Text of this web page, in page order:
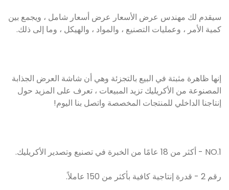
سيقدم لك مهندس عرض الأسعار عرض أسعار شامل ، ويجمع بين
كمية الأمر ، وعمليات التصنيع ، والمواد ، والهيكل ، وما إلى ذلك.
إنها ظاهرة مثبتة في البيع بالتجزئة وهي أن شاشة العرض الجذابة
المصنوعة من الأكريليك تزيد المبيعات ، تعرف على المزيد حول
إنتاجنا الداخلي للمنتجات المخصصة واتصل بنا اليوم!
NO.1 - أكثر من 18 عامًا من الخبرة في تصنيع وتصدير الأكريليك.
رقم 2 - قدرة إنتاجية كافية بأكثر من 150 عاملاً.